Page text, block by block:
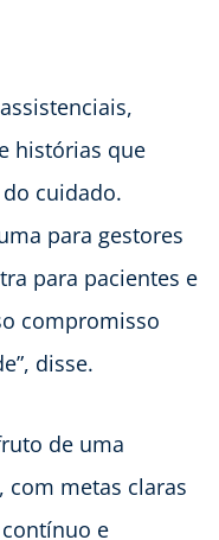
histórias que
cuidado.
para gestores
para pacientes e
compromisso
disse.
de uma
metas claras
e